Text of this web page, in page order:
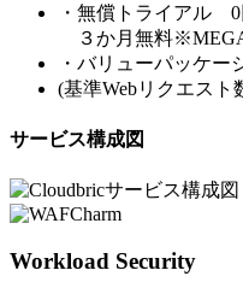
・無償トライアル
３か月無料
・バリューパッケ
(基準Webリクエスト
サービス構成図
Workload Security